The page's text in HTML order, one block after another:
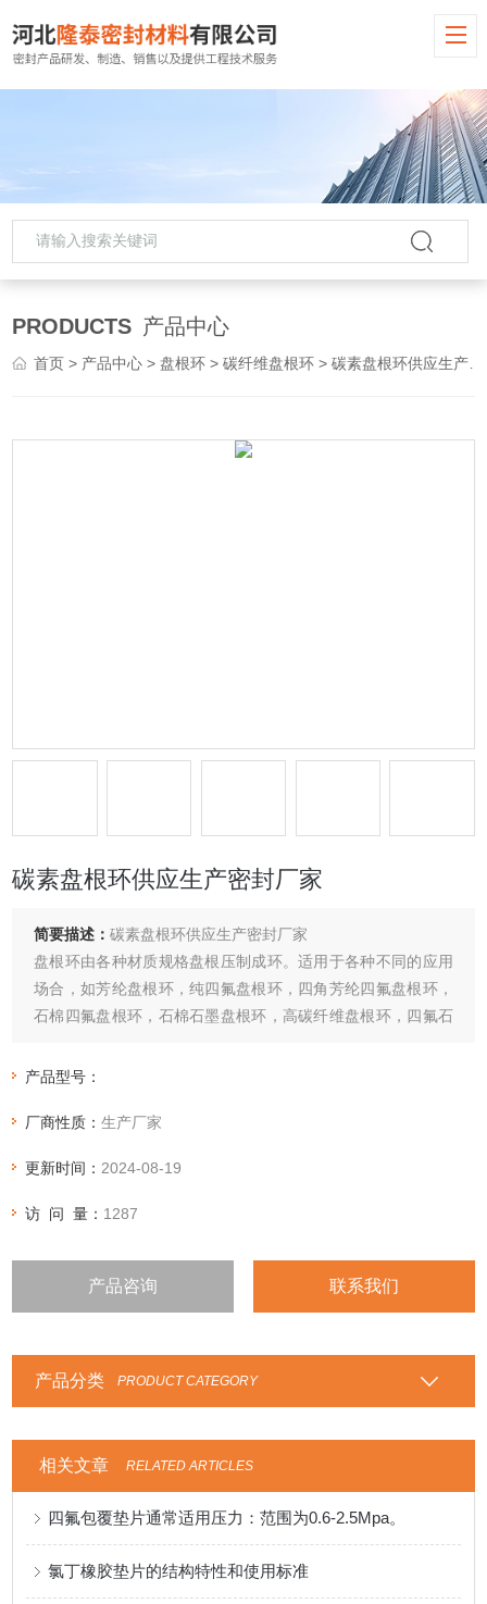
PRODUCTS 产品中心
首页 > 产品中心 > 盘根环 >碳纤维盘根环 > 碳素盘根环供应生产密封厂家
碳素盘根环供应生产密封厂家
简要描述：碳素盘根环供应生产密封厂家
盘根环由各种材质规格盘根压制成环。适用于各种不同的应用
场合，如芳纶盘根环，纯四氟盘根环，四角芳纶四氟盘根环，
石棉四氟盘根环，石棉石墨盘根环，高碳纤维盘根环，四氟石
产品型号：
厂商性质：生产厂家
更新时间： 2024-08-19
访 问 量： 1287
产品咨询 联系我们
产品分类 PRODUCT CATEGORY
相关文章 RELATED ARTICLES
四氟包覆垫片通常适用压力：范围为0.6-2.5Mpa。
氯丁橡胶垫片的结构特性和使用标准